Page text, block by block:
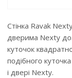
Стінка Ravak
дверима Nexty
куточок
подібного
і двері Nexty.